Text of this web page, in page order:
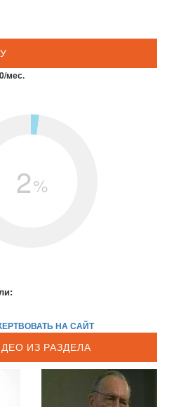
мес.
2%
НА САЙТ
ИЗ РАЗДЕЛА